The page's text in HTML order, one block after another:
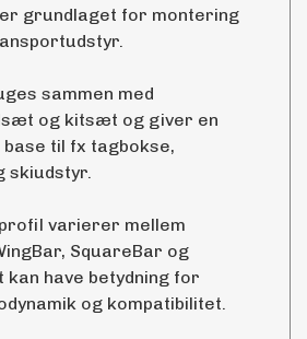
grundlaget for montering
sammen med
og kitsæt og giver en
til fx tagbokse,
skiudstyr.
varierer mellem
SquareBar og
kan have betydning for
og kompatibilitet.